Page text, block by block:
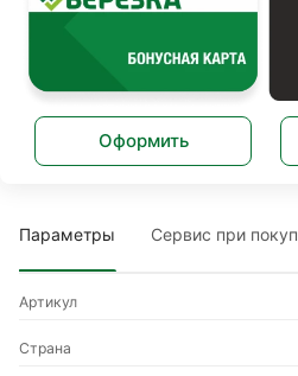
Оформить
Параметры Сервис при
Артикул
Страна